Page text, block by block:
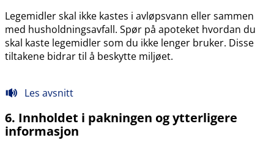
Legemidler skal ikke kastes i avløpsvann eller sammen
med husholdningsavfall. Spør på apoteket hvordan du
skal kaste legemidler som du ikke lenger bruker. Disse
tiltakene bidrar til å beskytte miljøet.
Les avsnitt
6. Innholdet i pakningen og ytterligere
informasjon